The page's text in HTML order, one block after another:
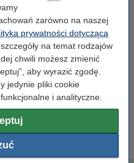
zarówno na naszej
prywatności dotycząca
na temat rodzajów
chwili możesz zmienić
aby wyrazić zgodę.
jedynie pliki cookie
i analityczne.
białe etykiety
białe etykiety
do